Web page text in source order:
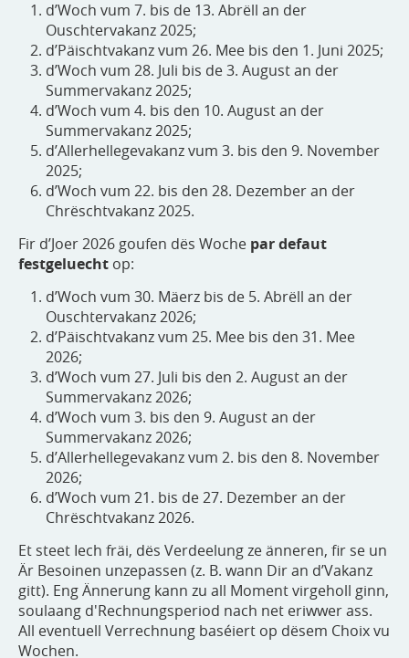
d’Woch vum 7. bis de 13. Abrëll an der
Ouschtervakanz 2025;
d’Päischtvakanz vum 26. Mee bis den 1. Juni 2025;
d’Woch vum 28. Juli bis de 3. August an der
Summervakanz 2025;
d’Woch vum 4. bis den 10. August an der
Summervakanz 2025;
d’Allerhellegevakanz vum 3. bis den 9. November
2025;
d’Woch vum 22. bis den 28. Dezember an der
Chrëschtvakanz 2025.
Fir d’Joer 2026 goufen dës Woche par defaut
festgeluecht op:
d’Woch vum 30. Mäerz bis de 5. Abrëll an der
Ouschtervakanz 2026;
d’Päischtvakanz vum 25. Mee bis den 31. Mee
2026;
d’Woch vum 27. Juli bis den 2. August an der
Summervakanz 2026;
d’Woch vum 3. bis den 9. August an der
Summervakanz 2026;
d’Allerhellegevakanz vum 2. bis den 8. November
2026;
d’Woch vum 21. bis de 27. Dezember an der
Chrëschtvakanz 2026.
Et steet Iech fräi, dës Verdeelung ze änneren, fir se un
Är Besoinen unzepassen (z. B. wann Dir an d’Vakanz
gitt). Eng Ännerung kann zu all Moment virgeholl ginn,
soulaang d'Rechnungsperiod nach net eriwwer ass.
All eventuell Verrechnung baséiert op dësem Choix vu
Wochen.